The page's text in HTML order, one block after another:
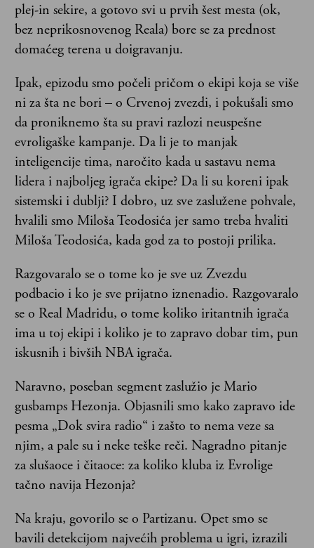
plej-in sekire, a gotovo svi u prvih šest mesta (ok,
bez neprikosnovenog Reala) bore se za prednost
domaćeg terena u doigravanju.
Ipak, epizodu smo počeli pričom o ekipi koja se više
ni za šta ne bori – o Crvenoj zvezdi, i pokušali smo
da proniknemo šta su pravi razlozi neuspešne
evroligaške kampanje. Da li je to manjak
inteligencije tima, naročito kada u sastavu nema
lidera i najboljeg igrača ekipe? Da li su koreni ipak
sistemski i dublji? I dobro, uz sve zaslužene pohvale,
hvalili smo Miloša Teodosića jer samo treba hvaliti
Miloša Teodosića, kada god za to postoji prilika.
Razgovaralo se o tome ko je sve uz Zvezdu
podbacio i ko je sve prijatno iznenadio. Razgovaralo
se o Real Madridu, o tome koliko iritantnih igrača
ima u toj ekipi i koliko je to zapravo dobar tim, pun
iskusnih i bivših NBA igrača.
Naravno, poseban segment zaslužio je Mario
gusbamps Hezonja. Objasnili smo kako zapravo ide
pesma „Dok svira radio“ i zašto to nema veze sa
njim, a pale su i neke teške reči. Nagradno pitanje
za slušaoce i čitaoce: za koliko kluba iz Evrolige
tačno navija Hezonja?
Na kraju, govorilo se o Partizanu. Opet smo se
bavili detekcijom najvećih problema u igri, izrazili